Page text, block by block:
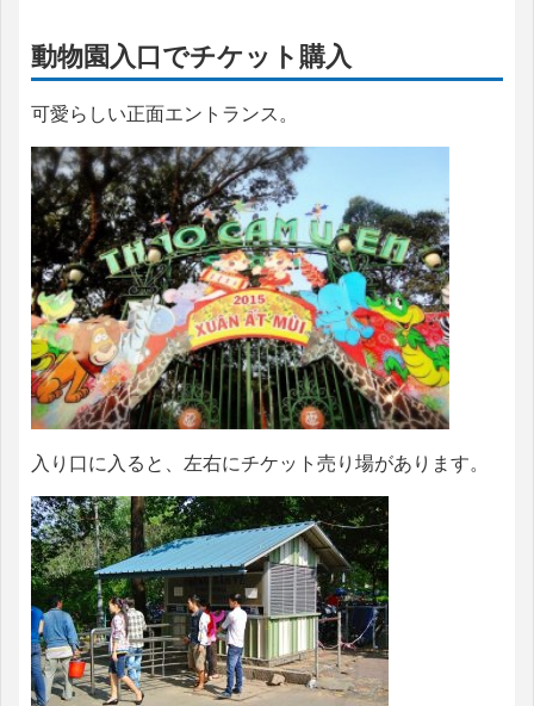
動物園入口でチケット購入
可愛らしい正面エントランス。
入り口に入ると、左右にチケット売り場があります。